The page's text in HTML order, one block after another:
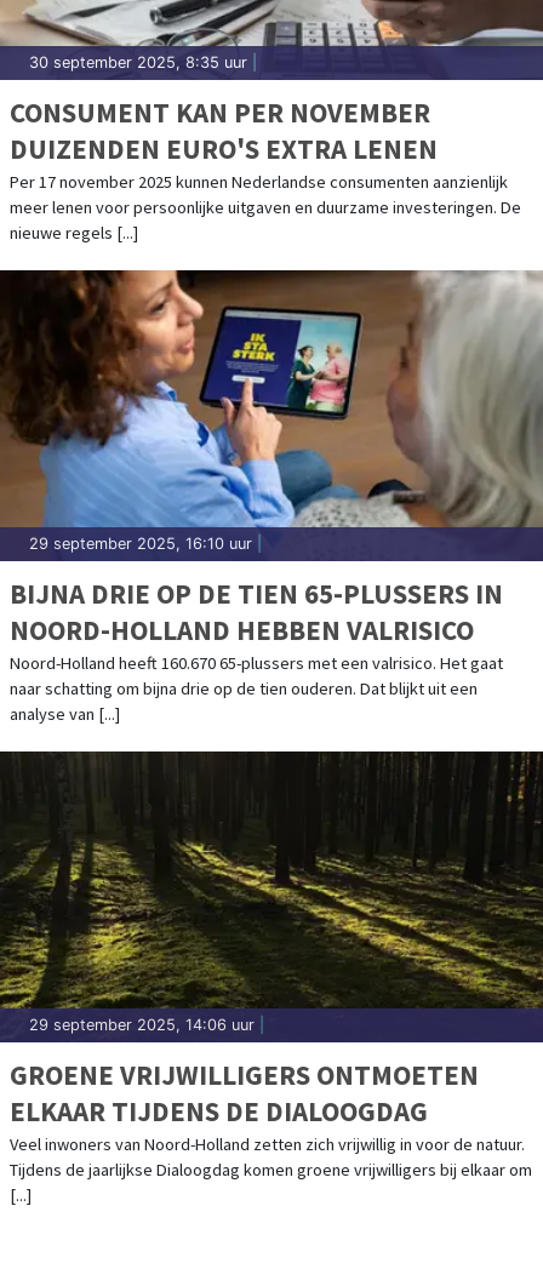
30 september 2025, 8:35 uur
CONSUMENT KAN PER NOVEMBER
DUIZENDEN EURO'S EXTRA LENEN
Per 17 november 2025 kunnen Nederlandse consumenten aanzienlijk
meer lenen voor persoonlijke uitgaven en duurzame investeringen. De
nieuwe regels [...]
29 september 2025, 16:10 uur
BIJNA DRIE OP DE TIEN 65-PLUSSERS IN
NOORD-HOLLAND HEBBEN VALRISICO
Noord-Holland heeft 160.670 65-plussers met een valrisico. Het gaat
naar schatting om bijna drie op de tien ouderen. Dat blijkt uit een
analyse van [...]
29 september 2025, 14:06 uur
GROENE VRIJWILLIGERS ONTMOETEN
ELKAAR TIJDENS DE DIALOOGDAG
Veel inwoners van Noord-Holland zetten zich vrijwillig in voor de natuur.
Tijdens de jaarlijkse Dialoogdag komen groene vrijwilligers bij elkaar om
[...]